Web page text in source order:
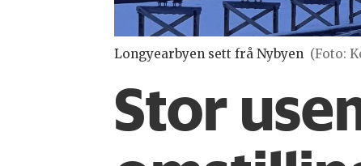
Longyearbyen sett frå Nybyen (Foto:
Stor